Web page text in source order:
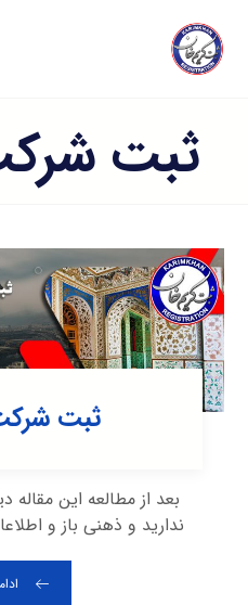
ثبت
ثبت
بعد از مطالعه این مقاله
ندارید و ذهنی باز و